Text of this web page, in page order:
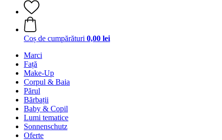
Coș de cumpărături 0,00 lei
Marci
Față
Make-Up
Corpul & Baia
Părul
Bărbații
Baby & Copil
Lumi tematice
Sonnenschutz
Oferte